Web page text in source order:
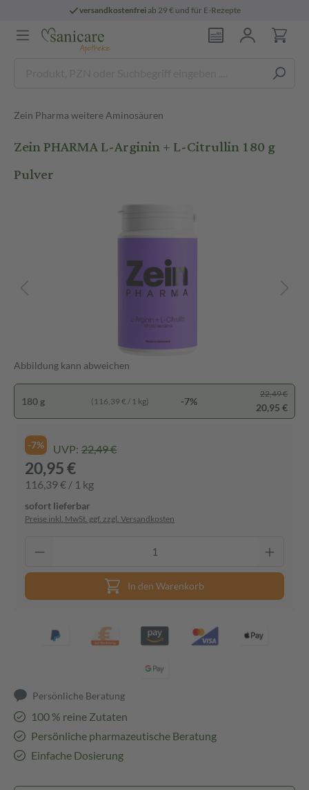
versandkostenfreiab 29 € und für E-Rezepte
Zein Pharma weitere Aminosäuren
Zein PHARMA L-Arginin + L-Citrullin 180 g
Pulver
Abbildung kann abweichen
180 g (116,39 € / 1 kg) -7%
22,49 €
20,95 €
-7% UVP: 22,49 €
20,95 €
116,39 € / 1 kg
sofort lieferbar
Preise inkl. MwSt. ggf. zzgl. Versandkosten
In den Warenkorb
Persönliche Beratung
100 % reine Zutaten
Persönliche pharmazeutische Beratung
Einfache Dosierung